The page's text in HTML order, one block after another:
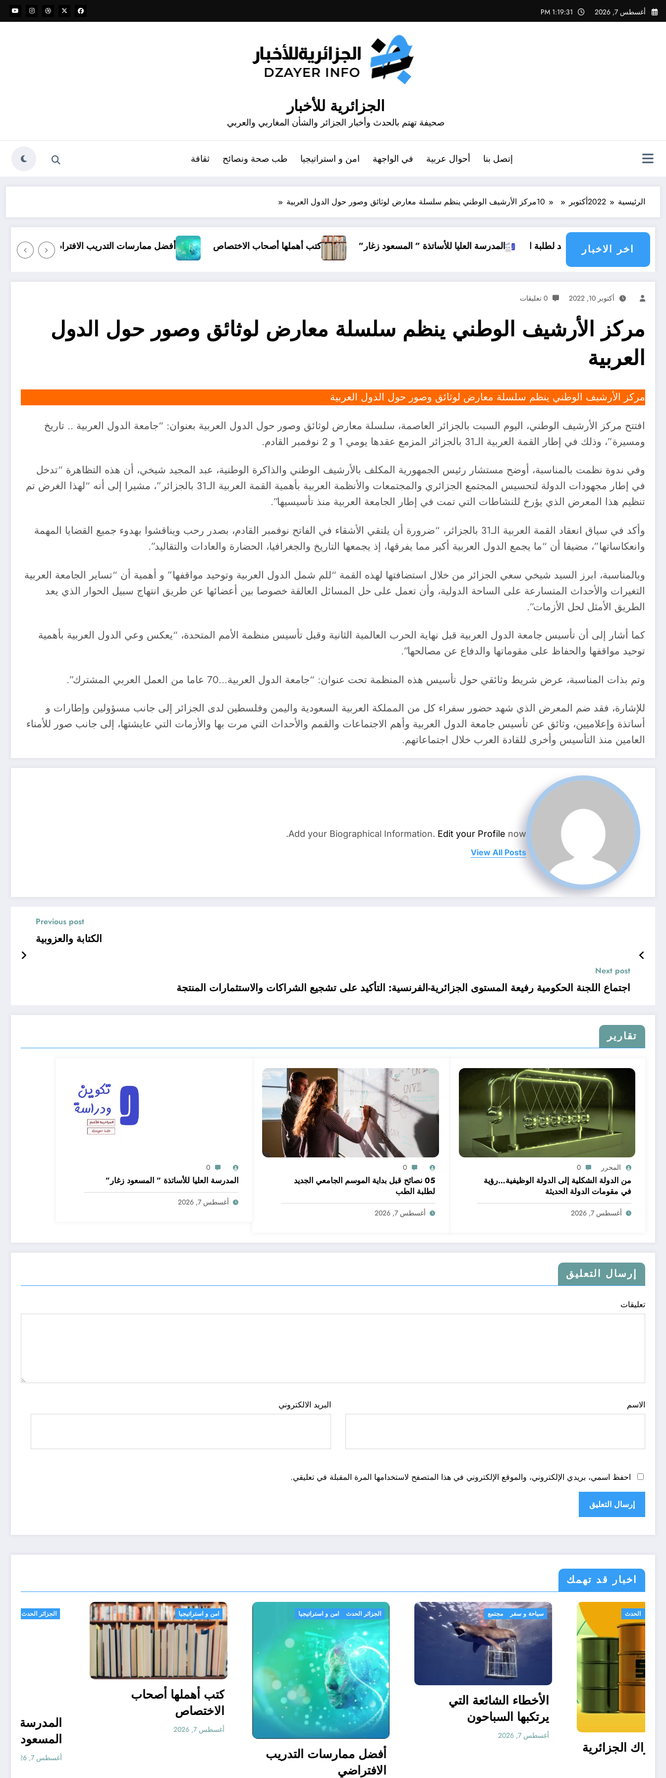
التجاوز
إلى
أغسطس 7, 2026 1:19:32 PM
الجزائرية للأخبار
صحيفة تهتم بالحدث وأخبار الجزائر والشأن المغاربي والعربي
إتصل بنا أحوال عربية في الواجهة امن و استراتيجيا طب صحة ونصائح ثقافة
الرئيسية 2022أكتوبر 10مركز الأرشيف الوطني ينظم سلسلة معارض لوثائق وصور حول الدول العربية
اخر الاخبار المدرسة العليا للأساتذة ” المسعود زغار” كتب أهملها أصحاب الاختصاص أفضل ممارسات التدريب الافتراضي الأخطاء الشائعة
أكتوبر 10, 2022 0 تعليقات
مركز الأرشيف الوطني ينظم سلسلة معارض لوثائق وصور حول الدول
العربية
مركز الأرشيف الوطني ينظم سلسلة معارض لوثائق وصور حول الدول العربية
افتتح مركز الأرشيف الوطني، اليوم السبت بالجزائر العاصمة، سلسلة معارض لوثائق وصور حول الدول العربية بعنوان: “جامعة الدول العربية .. تاريخ
ومسيرة”، وذلك في إطار القمة العربية الـ31 بالجزائر المزمع عقدها يومي 1 و 2 نوفمبر القادم.
وفي ندوة نظمت بالمناسبة، أوضح مستشار رئيس الجمهورية المكلف بالأرشيف الوطني والذاكرة الوطنية، عبد المجيد شيخي، أن هذه التظاهرة “تدخل
في إطار مجهودات الدولة لتحسيس المجتمع الجزائري والمجتمعات والأنظمة العربية بأهمية القمة العربية الـ31 بالجزائر”، مشيرا إلى أنه “لهذا الغرض تم
تنظيم هذا المعرض الذي يؤرخ للنشاطات التي تمت في إطار الجامعة العربية منذ تأسيسيها”.
وأكد في سياق انعقاد القمة العربية الـ31 بالجزائر، “ضرورة أن يلتقي الأشقاء في الفاتح نوفمبر القادم، بصدر رحب ويناقشوا بهدوء جميع القضايا المهمة
وانعكاساتها”، مضيفا أن “ما يجمع الدول العربية أكبر مما يفرقها، إذ يجمعها التاريخ والجغرافيا، الحضارة والعادات والتقاليد”.
وبالمناسبة، ابرز السيد شيخي سعي الجزائر من خلال استضافتها لهذه القمة “للم شمل الدول العربية وتوحيد مواقفها” و أهمية أن “تساير الجامعة العربية
التغيرات والأحداث المتسارعة على الساحة الدولية، وأن تعمل على حل المسائل العالقة خصوصا بين أعضائها عن طريق انتهاج سبيل الحوار الذي يعد
الطريق الأمثل لحل الأزمات”.
كما أشار إلى أن تأسيس جامعة الدول العربية قبل نهاية الحرب العالمية الثانية وقبل تأسيس منظمة الأمم المتحدة، “يعكس وعي الدول العربية بأهمية
توحيد مواقفها والحفاظ على مقوماتها والدفاع عن مصالحها”.
وتم بذات المناسبة، عرض شريط وثائقي حول تأسيس هذه المنظمة تحت عنوان: “جامعة الدول العربية…70 عاما من العمل العربي المشترك”.
للإشارة، فقد ضم المعرض الذي شهد حضور سفراء كل من المملكة العربية السعودية واليمن وفلسطين لدى الجزائر إلى جانب مسؤولين وإطارات و
أساتذة وإعلاميين، وثائق عن تأسيس جامعة الدول العربية وأهم الاجتماعات والقمم والأحداث التي مرت بها والأزمات التي عايشتها، إلى جانب صور للأمناء
العامين منذ التأسيس وأخرى للقادة العرب خلال اجتماعاتهم.
Add your Biographical Information. Edit your Profile now.
View All Posts
Previous post
الكتابة والعزوبية
Next post
اجتماع اللجنة الحكومية رفيعة المستوى الجزائرية-الفرنسية: التأكيد على تشجيع الشراكات والاستثمارات المنتجة
تقارير
المحرر 0
من الدولة الشكلية إلى الدولة الوظيفية…رؤية
في مقومات الدولة الحديثة
أغسطس 7, 2026
0
05 نصائح قبل بداية الموسم الجامعي الجديد
لطلبة الطب
أغسطس 7, 2026
0
المدرسة العليا للأساتذة ” المسعود زغار”
أغسطس 7, 2026
إرسال التعليق
تعليقات
الاسم البريد الالكتروني
احفظ اسمي، بريدي الإلكتروني، والموقع الإلكتروني في هذا المتصفح لاستخدامها المرة المقبلة في تعليقي.
اخبار قد تهمك
امن و استراتيجيا
كتب أهملها أصحاب
الجزائر الحدث
أفضل ممارسات التدريب
سياحة و سفر مجتمع
الأخطاء الشائعة التي
يرتكبها السباحون
والغطاسون على الشاطئ
اقتصاد الجزائر الحدث
زبائن سوناطراك الجزائرية